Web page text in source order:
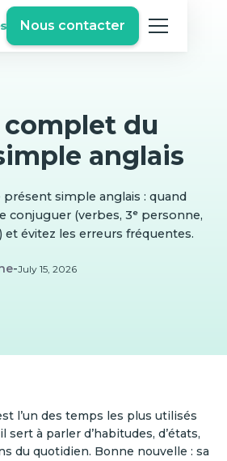
Nous contacter
du
anglais
simple anglais : quand
conjuguer (verbes, 3ᵉ personne,
et évitez les erreurs fréquentes.
-July 15, 2026
l’un des temps les plus utilisés
sert à parler d’habitudes, d’états,
du quotidien. Bonne nouvelle : sa